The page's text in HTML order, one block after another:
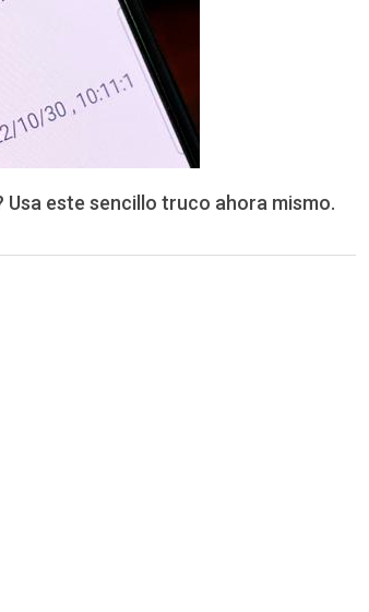
este sencillo truco ahora mismo.